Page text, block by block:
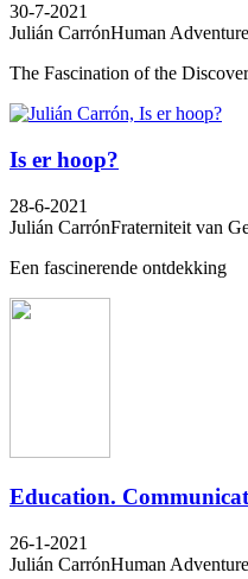
30-7-2021
Julián CarrónHuman
The Fascination of the
Is er hoop?
28-6-2021
Julián CarrónFraterniteit van
Een fascinerende ontdekking
Education.
26-1-2021
Julián CarrónHuman